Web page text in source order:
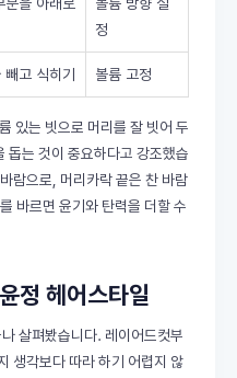
정
고 식히기 볼륨 고정
있는 빗으로 머리를 잘 빗어 두
돕는 것이 중요하다고 강조했습
람으로, 머리카락 끝은 찬 바람
바르면 윤기와 탄력을 더할 수
정 헤어스타일
살펴봤습니다. 레이어드컷부
생각보다 따라 하기 어렵지 않